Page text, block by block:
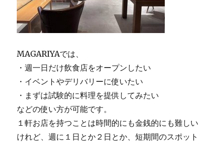
MAGARIYAでは、
・週一日だけ飲食店をオープンしたい
・イベントやデリバリーに使いたい
・まずは試験的に料理を提供してみたい
などの使い方が可能です。
１軒お店を持つことは時間的にも金銭的にも難しい
けれど、週に１日とか２日とか、短期間のスポット